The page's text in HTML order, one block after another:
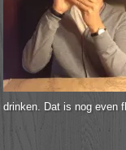
drinken. Dat is nog even